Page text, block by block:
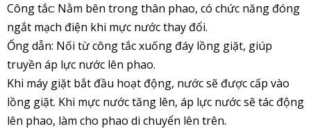
Công tắc: Nằm bên trong thân phao, có chức năng đóng
ngắt mạch điện khi mực nước thay đổi.
Ống dẫn: Nối từ công tắc xuống đáy lồng giặt, giúp
truyền áp lực nước lên phao.
Khi máy giặt bắt đầu hoạt động, nước sẽ được cấp vào
lồng giặt. Khi mực nước tăng lên, áp lực nước sẽ tác động
lên phao, làm cho phao di chuyển lên trên.